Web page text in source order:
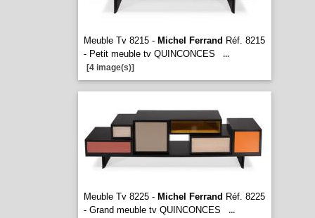
Meuble Tv 8215 - Michel Ferrand Réf. 8215
- Petit meuble tv QUINCONCES
...
[4 image(s)]
Meuble Tv 8225 - Michel Ferrand Réf. 8225
- Grand meuble tv QUINCONCES
...